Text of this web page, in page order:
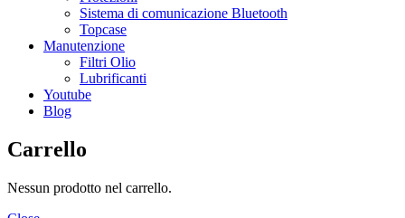
Sistema di comunicazione Bluetooth
Topcase
Manutenzione
Filtri Olio
Lubrificanti
Youtube
Blog
Carrello
Nessun prodotto nel carrello.